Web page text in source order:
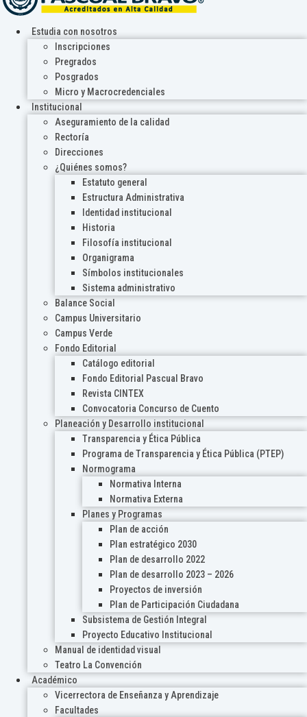
Estudia con nosotros
Inscripciones
Pregrados
Posgrados
Micro y Macrocredenciales
Institucional
Aseguramiento de la calidad
Rectoría
Direcciones
¿Quiénes somos?
Estatuto general
Estructura Administrativa
Identidad institucional
Historia
Filosofía institucional
Organigrama
Símbolos institucionales
Sistema administrativo
Balance Social
Campus Universitario
Campus Verde
Fondo Editorial
Catálogo editorial
Fondo Editorial Pascual Bravo
Revista CINTEX
Convocatoria Concurso de Cuento
Planeación y Desarrollo institucional
Transparencia y Ética Pública
Programa de Transparencia y Ética Pública (PTEP)
Normograma
Normativa Interna
Normativa Externa
Planes y Programas
Plan de acción
Plan estratégico 2030
Plan de desarrollo 2022
Plan de desarrollo 2023 – 2026
Proyectos de inversión
Plan de Participación Ciudadana
Subsistema de Gestión Integral
Proyecto Educativo Institucional
Manual de identidad visual
Teatro La Convención
Académico
Vicerrectora de Enseñanza y Aprendizaje
Facultades